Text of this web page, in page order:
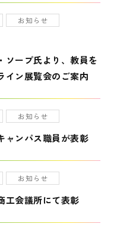
お知らせ
ソープ氏より、教員を
イン展覧会のご案内
お知らせ
ャンパス職員が表彰
お知らせ
工会議所にて表彰